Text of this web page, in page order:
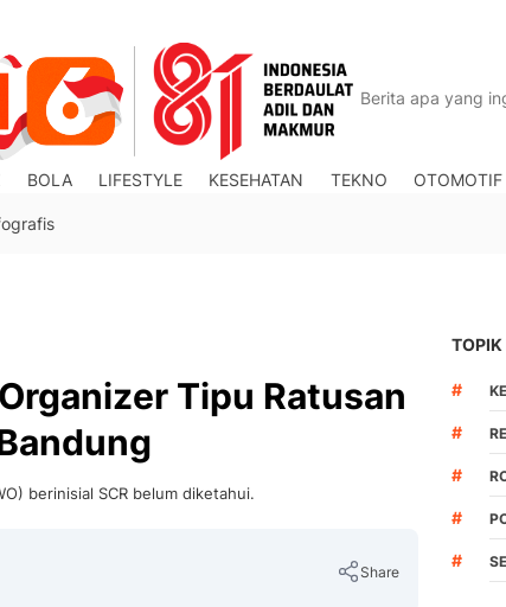
BOLA LIFESTYLE KESEHATAN TEKNO OTOMOTIF
Tipu Ratusan
berinisial SCR belum diketahui.
Share
TOPIK
#
#
#
#
#